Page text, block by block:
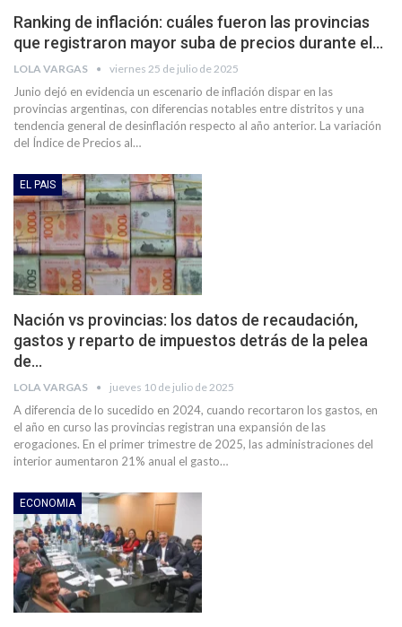
Ranking de inflación: cuáles fueron las provincias
que registraron mayor suba de precios durante el…
LOLA VARGAS viernes 25 de julio de 2025
Junio dejó en evidencia un escenario de inflación dispar en las
provincias argentinas, con diferencias notables entre distritos y una
tendencia general de desinflación respecto al año anterior. La variación
del Índice de Precios al…
EL PAIS
Nación vs provincias: los datos de recaudación,
gastos y reparto de impuestos detrás de la pelea
de…
LOLA VARGAS jueves 10 de julio de 2025
A diferencia de lo sucedido en 2024, cuando recortaron los gastos, en
el año en curso las provincias registran una expansión de las
erogaciones. En el primer trimestre de 2025, las administraciones del
interior aumentaron 21% anual el gasto…
ECONOMIA